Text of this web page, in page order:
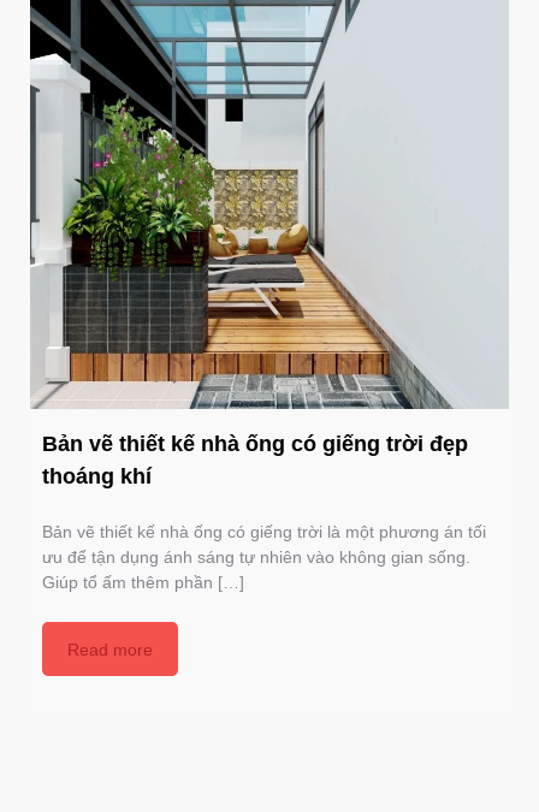
Bản vẽ thiết kế nhà ống có giếng trời đẹp
thoáng khí
Bản vẽ thiết kế nhà ống có giếng trời là một phương án tối
ưu để tận dụng ánh sáng tự nhiên vào không gian sống.
Giúp tổ ấm thêm phần […]
Read more